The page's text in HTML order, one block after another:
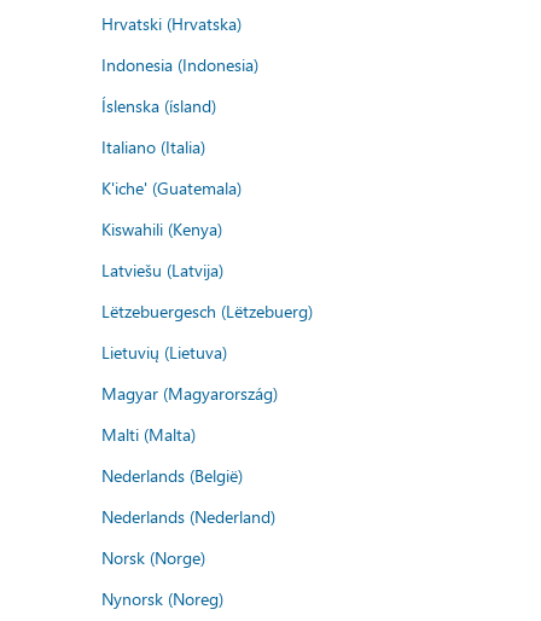
Hrvatski (Hrvatska)
Indonesia (Indonesia)
Íslenska (ísland)
Italiano (Italia)
K'iche' (Guatemala)
Kiswahili (Kenya)
Latviešu (Latvija)
Lëtzebuergesch (Lëtzebuerg)
Lietuvių (Lietuva)
Magyar (Magyarország)
Malti (Malta)
Nederlands (België)
Nederlands (Nederland)
Norsk (Norge)
Nynorsk (Noreg)